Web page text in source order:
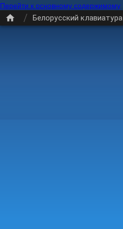
Перейти к основному содержимому
/ Белорусский клавиатура